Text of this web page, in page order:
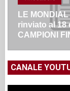
LE
rinviato al 18
CAMPIONI
CANALE